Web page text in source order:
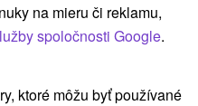
(5)
pobyty(5)
na mieru či reklamu,
spoločnosti Google.
ktoré môžu byť používané